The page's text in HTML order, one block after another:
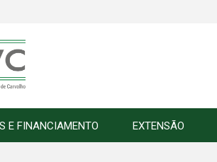
E FINANCIAMENTO EXTENSÃO